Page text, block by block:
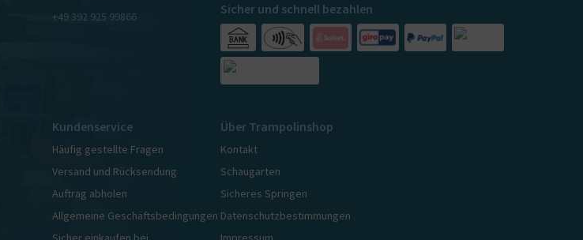
+49 392 925 99866
Sicher und schnell bezahlen
Kundenservice
Häufig gestellte Fragen
Versand und Rücksendung
Auftrag abholen
Allgemeine Geschäftsbedingungen
Über Trampolinshop
Kontakt
Schaugarten
Sicheres Springen
Datenschutzbestimmungen